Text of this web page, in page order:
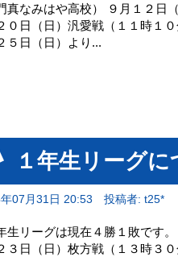
真なみはや高校） ９月１２日
０日（日）汎愛戦（１１時１
５日（日）より...
１年生リーグに
07月31日 20:53 投稿者: t25*
生リーグは現在４勝１敗です
３日（日）枚方戦（１３時３